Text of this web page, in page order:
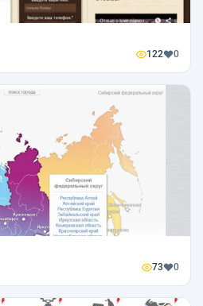
122 0
73 0